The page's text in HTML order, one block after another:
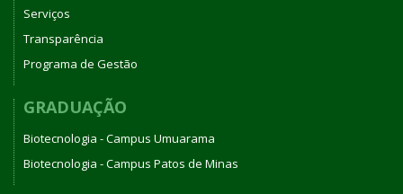
Serviços
Transparência
Programa de Gestão
GRADUAÇÃO
Biotecnologia - Campus Umuarama
Biotecnologia - Campus Patos de Minas